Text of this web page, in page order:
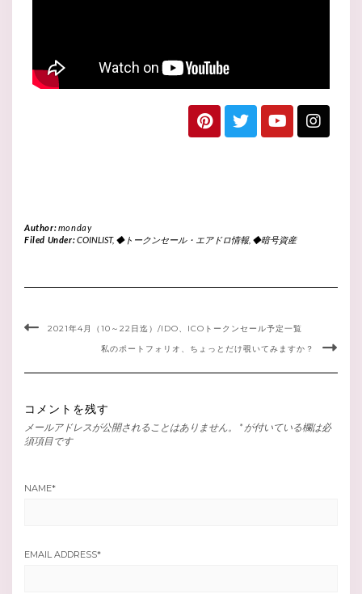
Author:monday
Filed Under:COINLIST, ◆トークンセール・エアドロ情報, ◆暗号資産
2021年4月（10～22日迄）/IDO、ICOトークンセール予定一覧
私のポートフォリオ、ちょっとだけ覗いてみますか？
コメントを残す
メールアドレスが公開されることはありません。 * が付いている欄は必
須項目です
NAME*
EMAIL ADDRESS*